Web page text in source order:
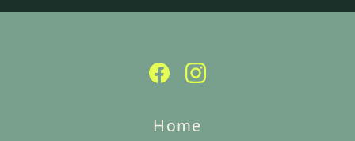
Home